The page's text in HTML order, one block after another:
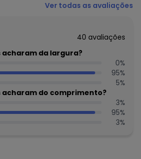
abaixo é o menor oferecido em
o menor tamanho disponível.
N/D*
R$ 22,98
R$ 34,47
R$ 34,47
N/D*
Ver todas as avaliações
40 avaliações
acharam da largura?
0%
95%
5%
acharam do comprimento?
3%
95%
3%